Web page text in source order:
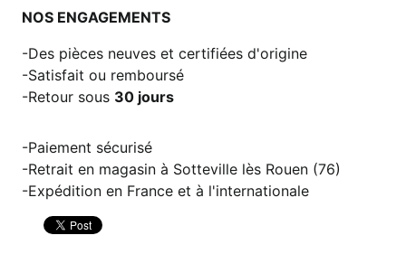
NOS ENGAGEMENTS
Des pièces neuves et certifiées d'origine
Satisfait ou remboursé
Retour sous 30 jours
Paiement sécurisé
Retrait en magasin à Sotteville lès Rouen (76)
Expédition en France et à l'internationale